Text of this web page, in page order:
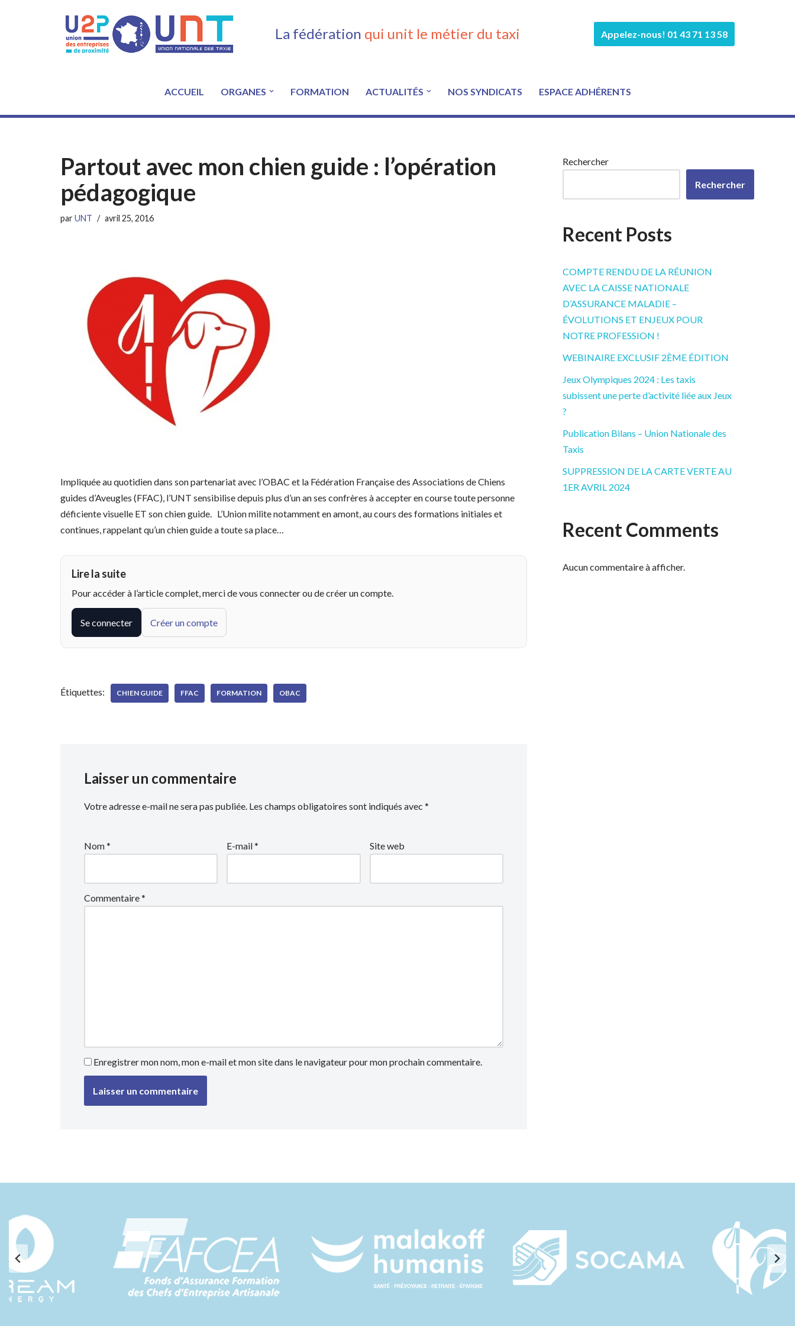
La fédération qui unit le métier du taxi Appelez-nous! 01 43 71 13 58
ACCUEIL ORGANES FORMATION ACTUALITÉS NOS SYNDICATS ESPACE ADHÉRENTS
Partout avec mon chien guide : l’opération
pédagogique
parUNT avril 25, 2016
Impliquée au quotidien dans son partenariat avec l’OBAC et la Fédération Française des Associations de Chiens
guides d’Aveugles (FFAC), l’UNT sensibilise depuis plus d’un an ses confrères à accepter en course toute personne
déficiente visuelle ET son chien guide. L’Union milite notamment en amont, au cours des formations initiales et
continues, rappelant qu’un chien guide a toute sa place…
Lire la suite
Pour accéder à l’article complet, merci de vous connecter ou de créer un compte.
Se connecter Créer un compte
Étiquettes: CHIEN GUIDE FFAC FORMATION OBAC
Laisser un commentaire
Votre adresse e-mail ne sera pas publiée. Les champs obligatoires sont indiqués avec *
Nom* E-mail* Site web
Commentaire*
Enregistrer mon nom, mon e-mail et mon site dans le navigateur pour mon prochain commentaire.
Rechercher
Rechercher
Recent Posts
COMPTE RENDU DE LA RÉUNION
AVEC LA CAISSE NATIONALE
D’ASSURANCE MALADIE –
ÉVOLUTIONS ET ENJEUX POUR
NOTRE PROFESSION !
WEBINAIRE EXCLUSIF 2ÈME ÉDITION
Jeux Olympiques 2024 : Les taxis
subissent une perte d’activité liée aux Jeux
?
Publication Bilans – Union Nationale des
Taxis
SUPPRESSION DE LA CARTE VERTE AU
1ER AVRIL 2024
Recent Comments
Aucun commentaire à afficher.